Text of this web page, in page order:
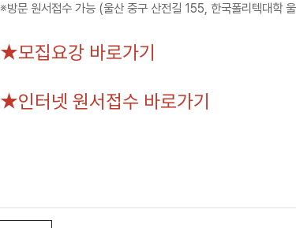
※방문 원서접수 가능 (울산 중구 산전길 155, 한국폴리텍대학
★모집요강 바로가기
★인터넷 원서접수 바로가기